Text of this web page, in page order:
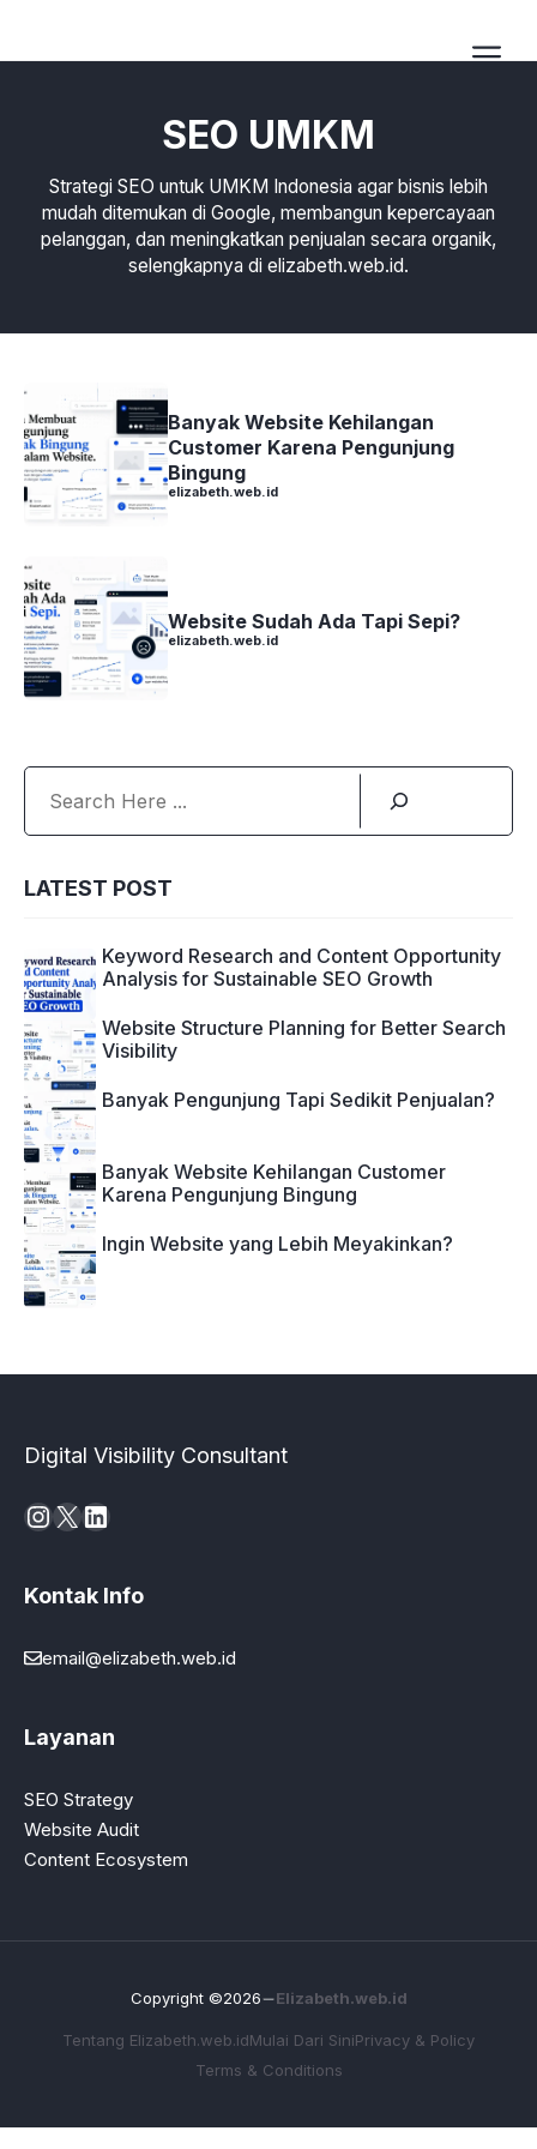
SEO UMKM
Strategi SEO untuk UMKM Indonesia agar bisnis lebih
mudah ditemukan di Google, membangun kepercayaan
pelanggan, dan meningkatkan penjualan secara organik,
selengkapnya di elizabeth.web.id.
Banyak Website Kehilangan
Customer Karena Pengunjung
Bingung
elizabeth.web.id
Website Sudah Ada Tapi Sepi?
elizabeth.web.id
LATEST POST
Keyword Research and Content Opportunity
Analysis for Sustainable SEO Growth
Website Structure Planning for Better Search
Visibility
Banyak Pengunjung Tapi Sedikit Penjualan?
Banyak Website Kehilangan Customer
Karena Pengunjung Bingung
Ingin Website yang Lebih Meyakinkan?
Digital Visibility Consultant
Instagram
X LinkedIn
Kontak Info
email@elizabeth.web.id
Layanan
SEO Strategy
Website Audit
Content Ecosystem
Copyright ©2026 Elizabeth.web.id
Tentang Elizabeth.web.idMulai Dari SiniPrivacy & Policy
Terms & Conditions